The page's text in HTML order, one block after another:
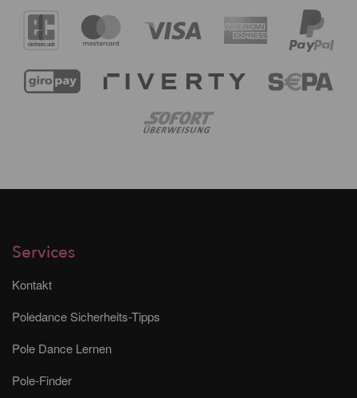
Services
Kontakt
Poledance Sicherheits-Tipps
Pole Dance Lernen
Pole-Finder